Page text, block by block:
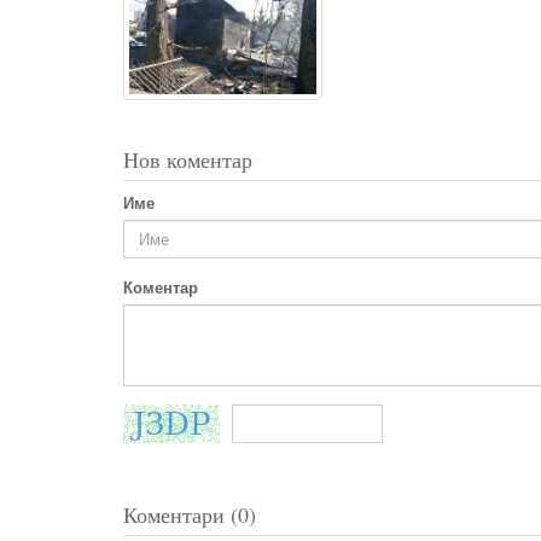
Нов коментар
Име
Коментар
Коментари (0)